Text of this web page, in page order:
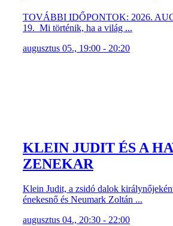
TOVÁBBI IDŐPONTOK: 2026.
19. Mi történik, ha a világ ...
augusztus 05., 19:00 - 20:20
KLEIN JUDIT ÉS A
ZENEKAR
Klein Judit, a zsidó dalok
énekesnő és Neumark Zoltán ...
augusztus 04., 20:30 - 22:00